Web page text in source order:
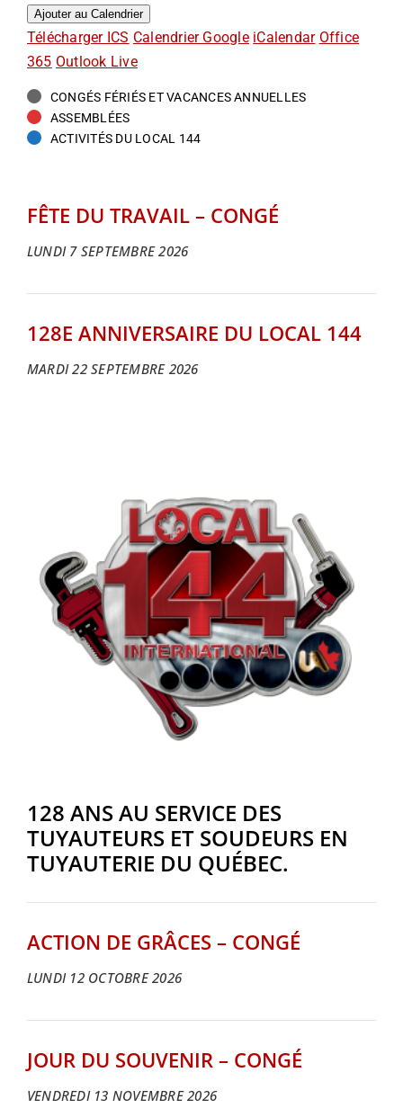
FÊTE DU TRAVAIL – CONGÉ
LUNDI 7 SEPTEMBRE 2026
128E ANNIVERSAIRE DU LOCAL 144
MARDI 22 SEPTEMBRE 2026
128 ANS AU SERVICE DES
TUYAUTEURS ET SOUDEURS EN
TUYAUTERIE DU QUÉBEC.
ACTION DE GRÂCES – CONGÉ
LUNDI 12 OCTOBRE 2026
JOUR DU SOUVENIR – CONGÉ
VENDREDI 13 NOVEMBRE 2026
Ajouter au Calendrier
Télécharger ICS Calendrier Google iCalendar Office
365 Outlook Live
CONGÉS FÉRIÉS ET VACANCES ANNUELLES
ASSEMBLÉES
ACTIVITÉS DU LOCAL 144